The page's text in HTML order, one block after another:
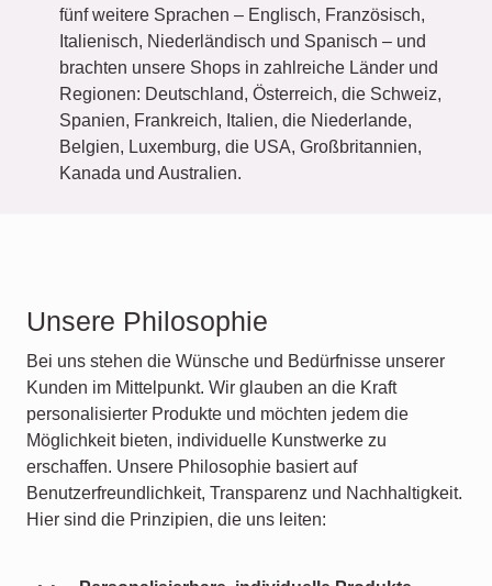
fünf weitere Sprachen – Englisch, Französisch,
Italienisch, Niederländisch und Spanisch – und
brachten unsere Shops in zahlreiche Länder und
Regionen: Deutschland, Österreich, die Schweiz,
Spanien, Frankreich, Italien, die Niederlande,
Belgien, Luxemburg, die USA, Großbritannien,
Kanada und Australien.
Unsere Philosophie
Bei uns stehen die Wünsche und Bedürfnisse unserer
Kunden im Mittelpunkt. Wir glauben an die Kraft
personalisierter Produkte und möchten jedem die
Möglichkeit bieten, individuelle Kunstwerke zu
erschaffen. Unsere Philosophie basiert auf
Benutzerfreundlichkeit, Transparenz und Nachhaltigkeit.
Hier sind die Prinzipien, die uns leiten: